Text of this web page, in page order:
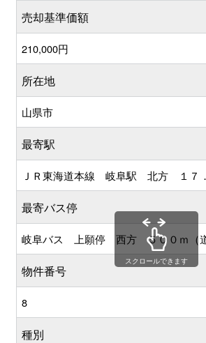
売却基準価額
210,000円
所在地
山県市
最寄駅
ＪＲ東海道本線 岐阜駅 北方 １７．
最寄バス停
岐阜バス 上願停 西方 ５００ｍ（道
物件番号
8
種別
スクロールできます